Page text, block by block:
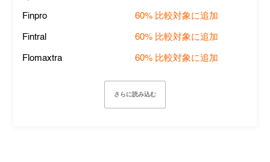
Finpro 60% 比較対象に追加
Fintral 60% 比較対象に追加
Flomaxtra 60% 比較対象に追加
さらに読み込む